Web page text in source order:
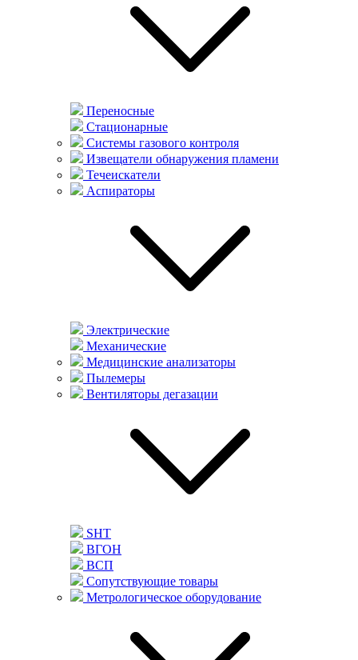
Переносные
Стационарные
Системы газового контроля
Извещатели обнаружения пламени
Течеискатели
Аспираторы
Электрические
Механические
Медицинские анализаторы
Пылемеры
Вентиляторы дегазации
SHT
ВГОН
ВСП
Сопутствующие товары
Метрологическое оборудование